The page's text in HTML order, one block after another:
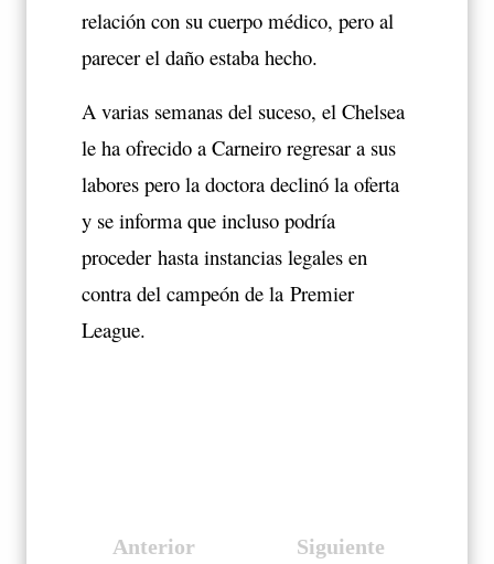
relación con su cuerpo médico, pero al
parecer el daño estaba hecho.
A varias semanas del suceso, el Chelsea
le ha ofrecido a Carneiro regresar a sus
labores pero la doctora declinó la oferta
y se informa que incluso podría
proceder hasta instancias legales en
contra del campeón de la Premier
League.
Siguiente
Anterior